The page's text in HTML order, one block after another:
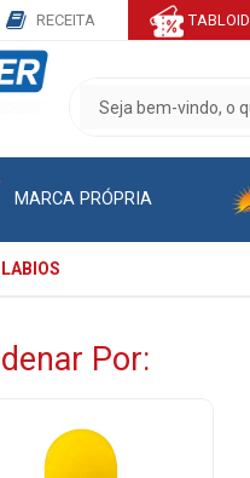
RECEITA
MARCA PRÓPRIA
LABIOS
Por: